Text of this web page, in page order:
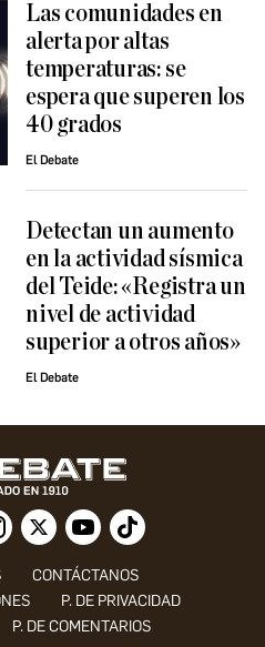
Las comunidades en
alerta por altas
temperaturas: se
espera que superen los
40 grados
El Debate
Detectan un aumento
en la actividad sísmica
del Teide: «Registra un
nivel de actividad
superior a otros años»
El Debate
CONTÁCTANOS
P. DE PRIVACIDAD
P. DE COMENTARIOS